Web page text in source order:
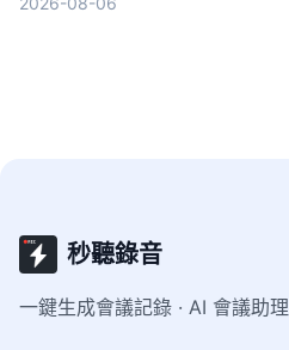
秒聽錄音
一鍵生成會議記錄 · AI 會議助理